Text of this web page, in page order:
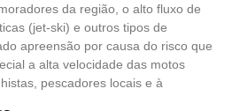
da região, o alto fluxo de
(jet-ski) e outros tipos de
apreensão por causa do risco que
a alta velocidade das motos
pescadores locais e à